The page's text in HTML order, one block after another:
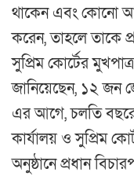
থাকেন এবং কোনো
করেন, তাহলে তাকে
সুপ্রিম কোর্টের
জানিয়েছেন, ১২ জন
এর আগে, চলতি
কার্যালয় ও সুপ্রিম
অনুষ্ঠানে প্রধান